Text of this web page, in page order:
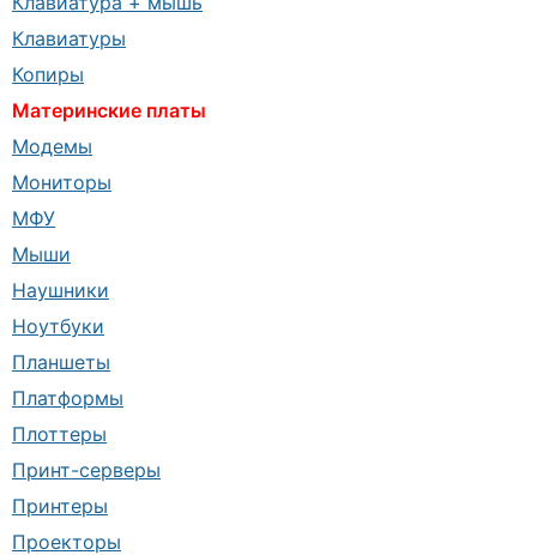
Клавиатуры
Копиры
Материнские платы
Модемы
Мониторы
МФУ
Мыши
Наушники
Ноутбуки
Планшеты
Платформы
Плоттеры
Принт-серверы
Принтеры
Проекторы